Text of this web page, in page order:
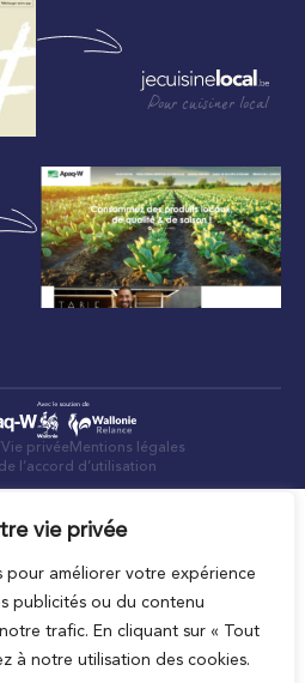
vie privée
pour améliorer votre expérience
publicités ou du contenu
trafic. En cliquant sur « Tout
à notre utilisation des cookies.
Pour cuisiner local
Vie privée Mentions légales
l’accord d’utilisation